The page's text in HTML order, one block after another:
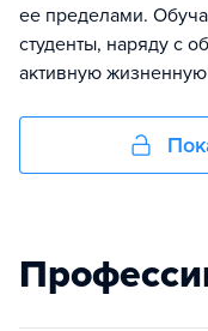
ее пределами.
студенты, наряду с
активную